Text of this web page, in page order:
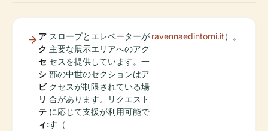
ア
ク
セ
シ
ビ
リ
テ
ィ:
スロープとエレベーターが
主要な展示エリアへのアク
セスを提供しています。一
部の中世のセクションはア
クセスが制限されている場
合があります。リクエスト
に応じて支援が利用可能で
す（
ravennaedintorni.it）。